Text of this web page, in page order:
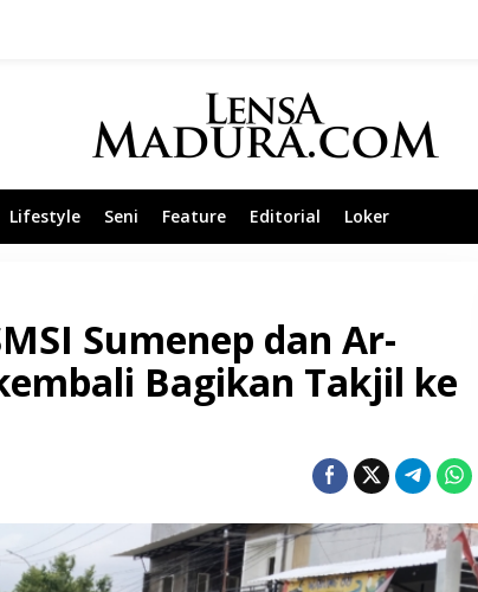
Lifestyle Seni Feature Editorial Loker
Sumenep dan Ar-
Bagikan Takjil ke